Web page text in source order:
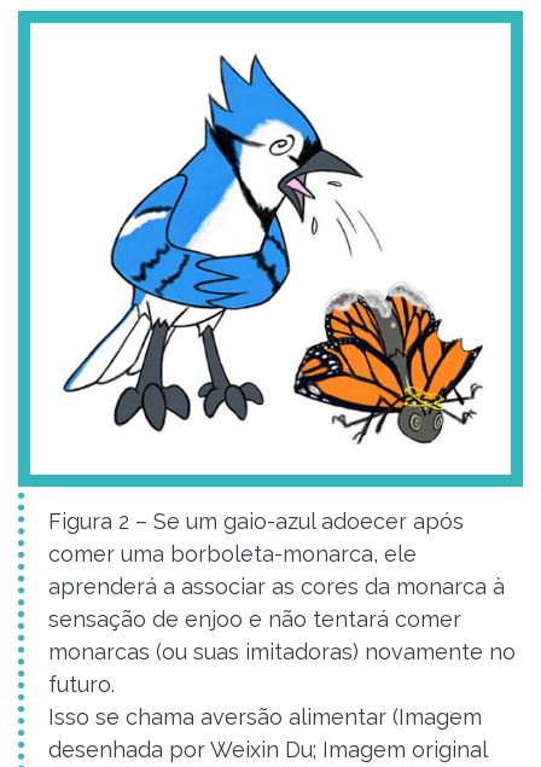
Figura 2 – Se um gaio-azul adoecer após
comer uma borboleta-monarca, ele
aprenderá a associar as cores da monarca à
sensação de enjoo e não tentará comer
monarcas (ou suas imitadoras) novamente no
futuro.
Isso se chama aversão alimentar (Imagem
desenhada por Weixin Du; Imagem original